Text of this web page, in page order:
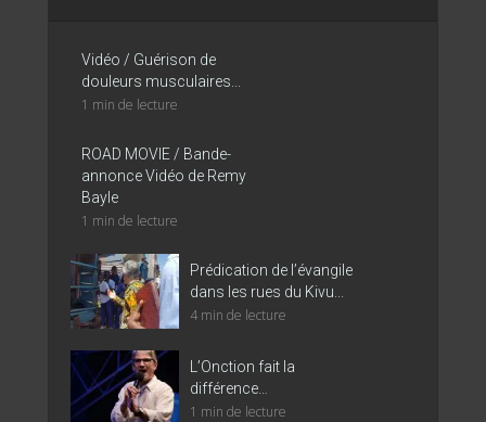
Vidéo / Guérison de
douleurs musculaires...
1 min de lecture
ROAD MOVIE / Bande-
annonce Vidéo de Remy
Bayle
1 min de lecture
Prédication de l’évangile
dans les rues du Kivu...
4 min de lecture
L’Onction fait la
différence…
1 min de lecture